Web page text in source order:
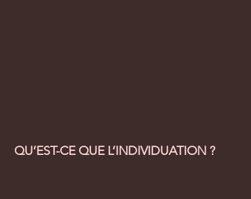
QU’EST-CE QUE L’INDIVIDUATION ?